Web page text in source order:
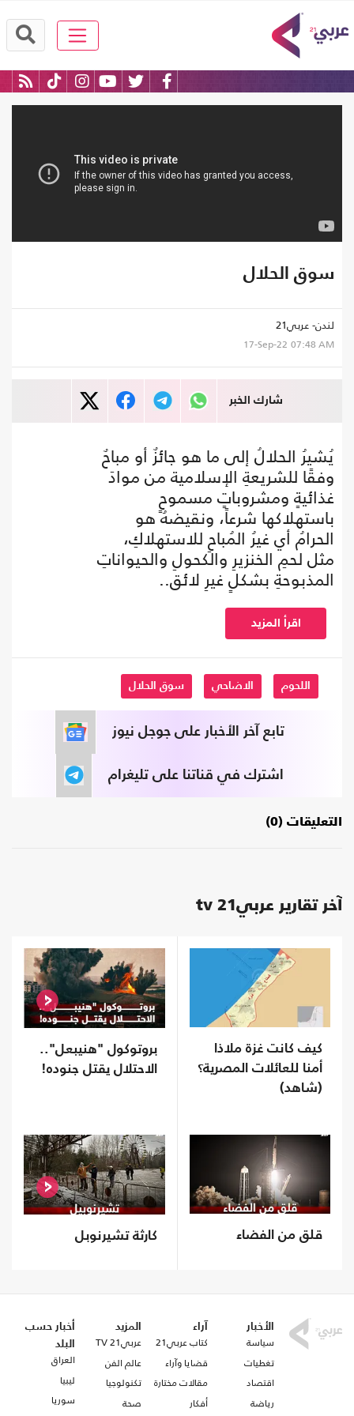
سوق الحلال
لندن- عربي21
17-Sep-22 07:48 AM
شارك الخبر
يُشيرُ الحلالُ إلى ما هو جائزٌ أو مباحٌ
وفقًا للشريعةِ الإسلامية من موادَ
غذائيةٍ ومشروباتٍ مسموحٍ
باستهلاكها شرعاً، ونقيضهُ هو
الحرامُ أي غيرُ المُباحِ للاستهلاكِ،
مثل لحمِ الخنزيرِ والكحولِ والحيواناتِ
المذبوحةِ بشكلٍ غيرِ لائق..
اقرأ المزيد
اللحوم الاضاحي سوق الحلال
تابع آخر الأخبار على جوجل نيوز
اشترك في قناتنا على تليغرام
التعليقات (0)
آخر تقارير عربي21 tv
كيف كانت غزة ملاذا
أمنا للعائلات المصرية؟
(شاهد)
بروتوكول "هنيبعل"..
الاحتلال يقتل جنوده!
قلق من الفضاء كارثة تشيرنوبل
الأخبار
سياسة
تغطيات
اقتصاد
رياضة
آراء
كتاب عربي21
قضايا وآراء
مقالات مختارة
أفكار
المزيد
عربي21 TV
عالم الفن
تكنولوجيا
صحة
أخبار حسب
البلد
العراق
ليبيا
سوريا